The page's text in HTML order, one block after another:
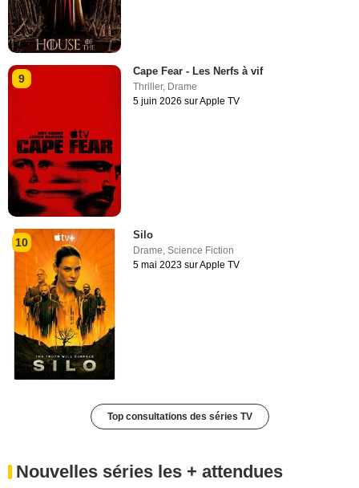
9
Cape Fear - Les Nerfs à vif
Thriller, Drame
5 juin 2026 sur Apple TV
10
Silo
Drame ,Science Fiction
5 mai 2023 sur Apple TV
Top consultations des séries TV
Nouvelles séries les + attendues